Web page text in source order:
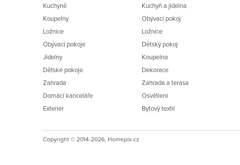
Kuchyně
Koupelny
Ložnice
Obývací pokoje
Jídelny
Dětské pokoje
Zahrada
Domácí kanceláře
Exteriér
Kuchyň a jídelna
Obývací pokoj
Ložnice
Dětský pokoj
Koupelna
Dekorace
Zahrada a terasa
Osvětlení
Bytový textil
Copyright © 2014-2026, Homepix.cz